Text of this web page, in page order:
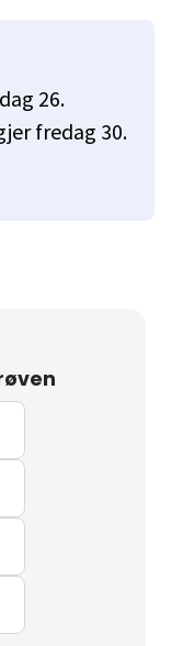
26.
fredag 30.